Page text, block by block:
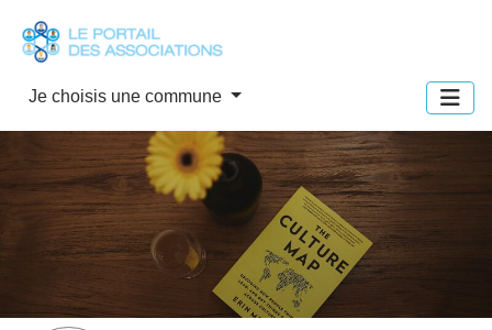
Je choisis une commune